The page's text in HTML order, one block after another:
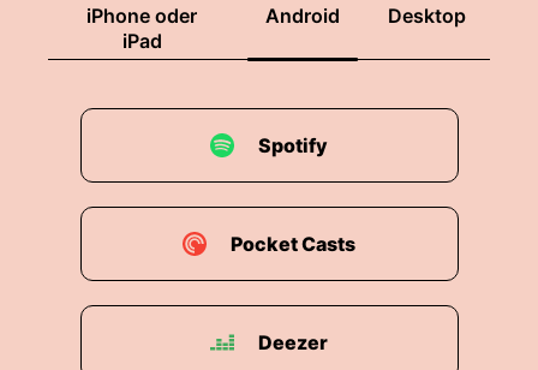
iPhone oder
iPad
Android Desktop
Spotify
Pocket Casts
Deezer